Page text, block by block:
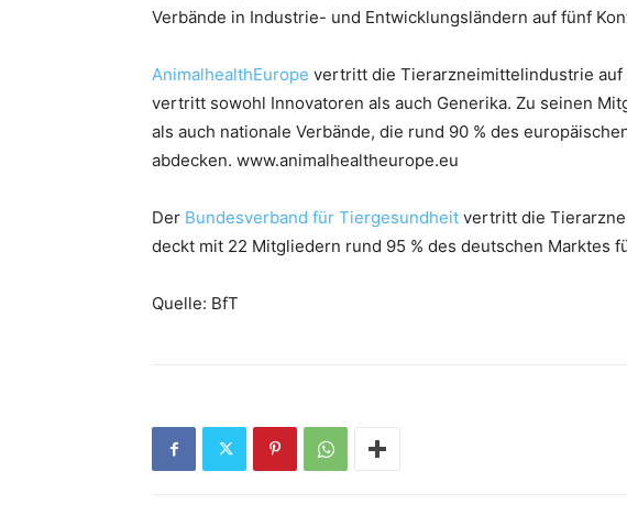
Verbände in Industrie- und Entwicklungsländern auf fünf
AnimalhealthEurope vertritt die Tierarzneimittelindustrie auf
vertritt sowohl Innovatoren als auch Generika. Zu seinen
als auch nationale Verbände, die rund 90 % des
abdecken. www.animalhealtheurope.eu
Der Bundesverband für Tiergesundheit vertritt die
deckt mit 22 Mitgliedern rund 95 % des deutschen Marktes
Quelle: BfT